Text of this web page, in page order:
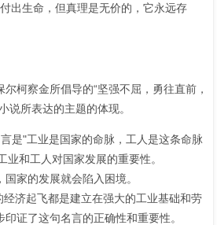
出生命，但真理是无价的，它永远存
柯察金所倡导的“坚强不屈，勇往直前，
说所表达的主题的体现。
是"工业是国家的命脉，工人是这条命脉
业和工人对国家发展的重要性。
家的发展就会陷入困境。
济起飞都是建立在强大的工业基础和劳
证了这句名言的正确性和重要性。